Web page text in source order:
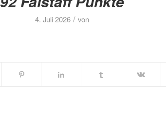
4. Juli 2026 / von